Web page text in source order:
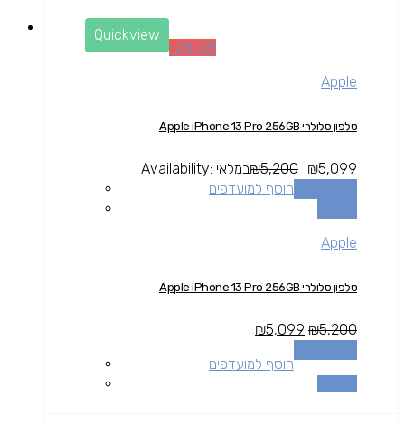
Quickview
-2% Off
Apple
טלפון סלולרי Apple iPhone 13 Pro 256GB
₪5,200 ₪5,099
Availability: במלאי
הוסף למועדפים
Apple
טלפון סלולרי Apple iPhone 13 Pro 256GB
₪5,200
₪5,099
הוסף למועדפים